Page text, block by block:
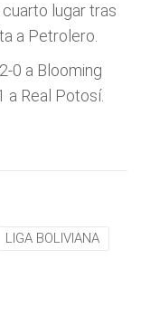
lugar tras
a Petrolero.
0 a Blooming
a Real Potosí.
LIGA BOLIVIANA